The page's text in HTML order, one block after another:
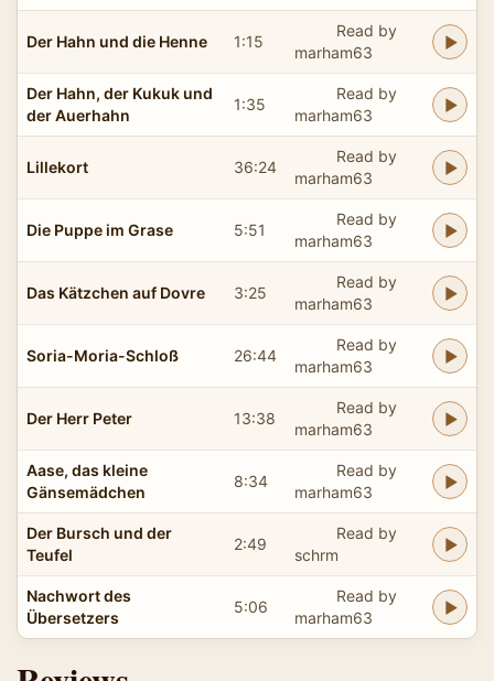
Der Hahn und die Henne 1:15
Read by
marham63
Der Hahn, der Kukuk und
der Auerhahn
1:35
Read by
marham63
Lillekort 36:24
Read by
marham63
Die Puppe im Grase 5:51
Read by
marham63
Das Kätzchen auf Dovre 3:25
Read by
marham63
Soria-Moria-Schloß 26:44
Read by
marham63
Der Herr Peter 13:38
Read by
marham63
Aase, das kleine
Gänsemädchen
8:34
Read by
marham63
Der Bursch und der
Teufel
2:49
Read by
schrm
Nachwort des
Übersetzers
5:06
Read by
marham63